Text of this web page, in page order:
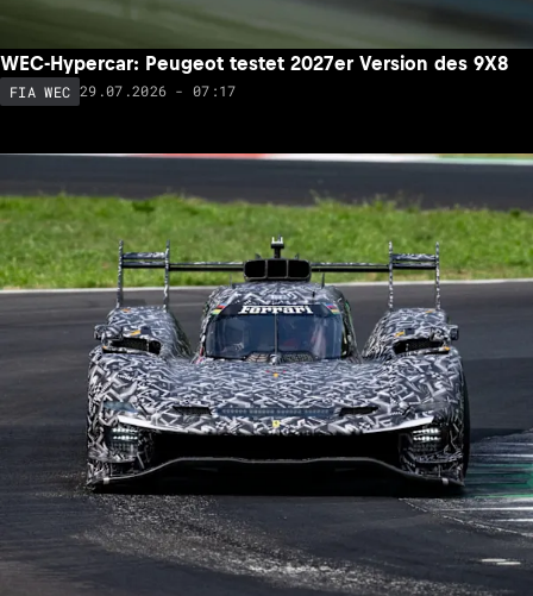
WEC-Hypercar: Peugeot testet 2027er Version des 9X8
FIA WEC 29.07.2026 - 07:17